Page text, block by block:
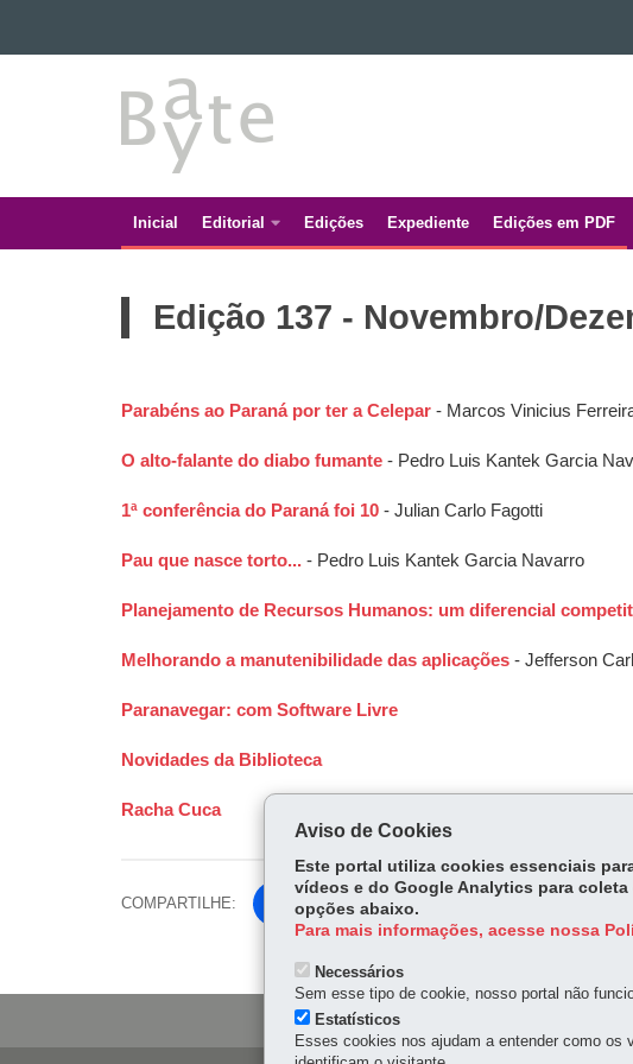
Ir para a navegação
Ir para a busca
BATE
BYTE
Navegação
Inicial Editorial Edições Expediente Edições em PDF
Edição 137 - Novembro/
Parabéns ao Paraná por ter a Celepar - Marcos Vinicius
O alto-falante do diabo fumante - Pedro Luis Kantek Garcia
1ª conferência do Paraná foi 10 - Julian Carlo Fagotti
Pau que nasce torto... - Pedro Luis Kantek Garcia Navarro
Planejamento de Recursos Humanos: um diferencial
Melhorando a manutenibilidade das aplicações - Jefferson
Paranavegar: com Software Livre
Novidades da Biblioteca
Racha Cuca
COMPARTILHE:
Fa
ce
bo
ok
itt
Aviso de Cookies
Este portal utiliza cookies essenciais
vídeos e do Google Analytics para
opções abaixo.
Para mais informações, acesse nossa
Necessários
Sem esse tipo de cookie, nosso portal não
Estatísticos
Esses cookies nos ajudam a entender como